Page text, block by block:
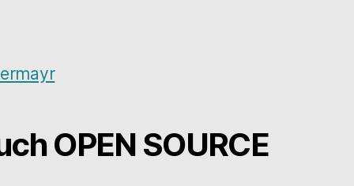
OPEN SOURCE